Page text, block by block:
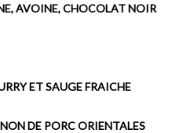
AVOINE, CHOCOLAT NOIR
ET SAUGE FRAICHE
DE PORC ORIENTALES